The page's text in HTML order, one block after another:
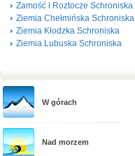
Zamość i Roztocze Schroniska
Ziemia Chełmińska Schroniska
Ziemia Kłodzka Schroniska
Ziemia Lubuska Schroniska
W górach
Nad morzem